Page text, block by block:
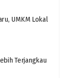
UMKM Lokal
Terjangkau